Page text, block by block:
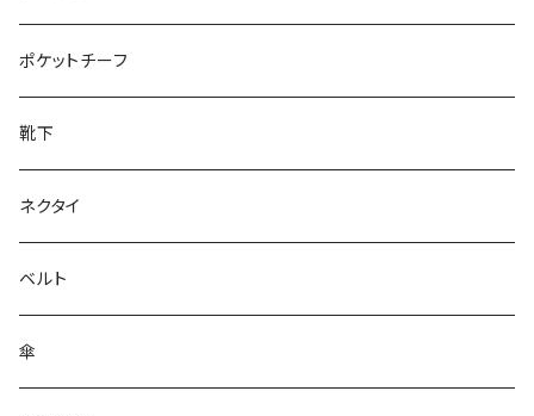
28cm～
ポケットチーフ
靴下
ネクタイ
ベルト
傘